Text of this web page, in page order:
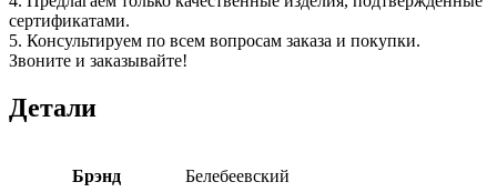
сертификатами.
5. Консультируем по всем вопросам заказа и покупки.
Звоните и заказывайте!
Детали
Брэнд Белебеевский